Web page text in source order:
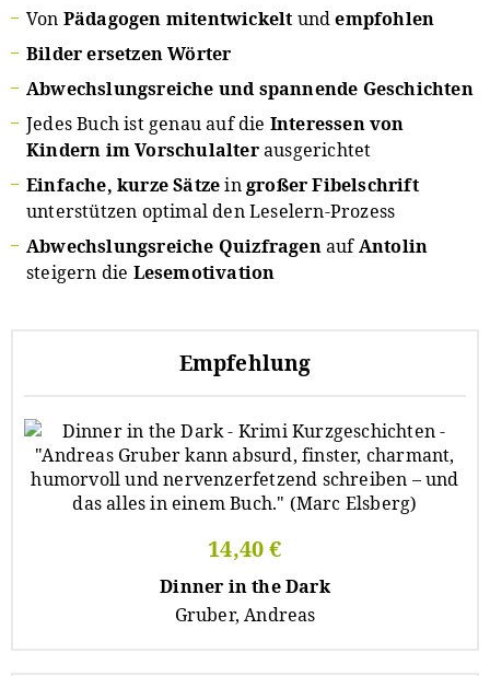
Von Pädagogen mitentwickeltundempfohlen
Bilder ersetzen Wörter
Abwechslungsreiche und spannende Geschichten
Jedes Buch ist genau auf die Interessen von
Kindern im Vorschulalterausgerichtet
Einfache, kurze Sätzeingroßer Fibelschrift
unterstützen optimal den Leselern-Prozess
Abwechslungsreiche QuizfragenaufAntolin
steigern die Lesemotivation
Empfehlung
14,40 €
Dinner in the Dark
Gruber, Andreas